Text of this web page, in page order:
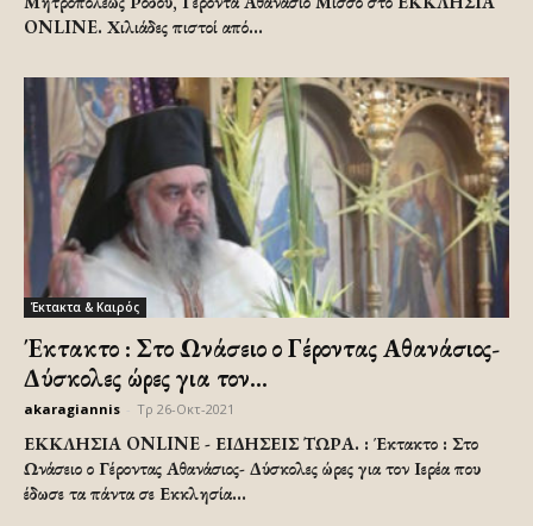
ONLINE. Χιλιάδες πιστοί από...
Έκτακτα & Καιρός
Έκτακτο : Στο Ωνάσειο ο Γέροντας Αθανάσιος-
Δύσκολες ώρες για τον...
akaragiannis Τρ 26-Οκτ-2021
ΕΚΚΛΗΣΙΑ ONLINE - ΕΙΔΗΣΕΙΣ ΤΩΡΑ. : Έκτακτο : Στο
Ωνάσειο ο Γέροντας Αθανάσιος- Δύσκολες ώρες για τον Ιερέα που
έδωσε τα πάντα σε Εκκλησία...